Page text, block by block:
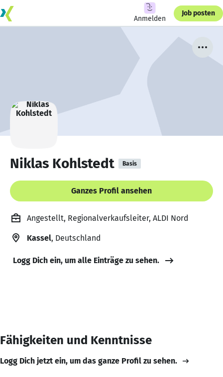
Anmelden
Job posten
Niklas Kohlstedt Basis
Ganzes Profil ansehen
Angestellt, Regionalverkaufsleiter, ALDI Nord
Kassel, Deutschland
Logg Dich ein, um alle Einträge zu sehen.
Fähigkeiten und Kenntnisse
Logg Dich jetzt ein, um das ganze Profil zu sehen.